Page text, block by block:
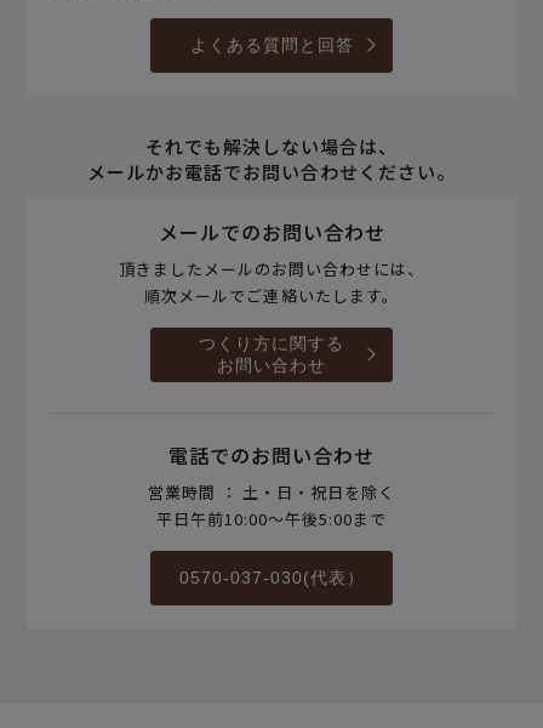
よくある質問と回答
それでも解決しない場合は、
メールかお電話でお問い合わせください。
メールでのお問い合わせ
頂きましたメールのお問い合わせには、
順次メールでご連絡いたします。
つくり方に関する
お問い合わせ
電話でのお問い合わせ
営業時間 ： 土・日・祝日を除く
平日午前10:00～午後5:00まで
0570-037-030(代表）